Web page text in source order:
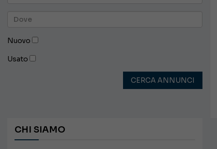
Nuovo
Usato
CERCA ANNUNCI
CHI SIAMO